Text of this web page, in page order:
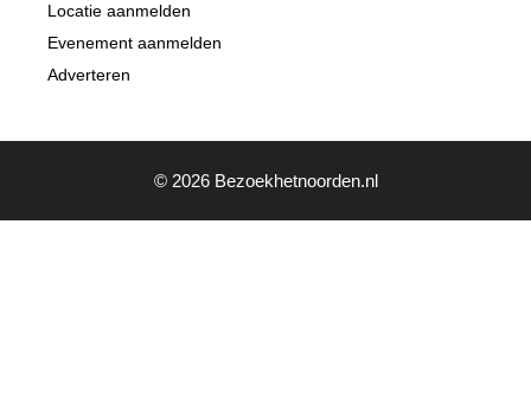
Locatie aanmelden
Evenement aanmelden
Adverteren
© 2026 Bezoekhetnoorden.nl